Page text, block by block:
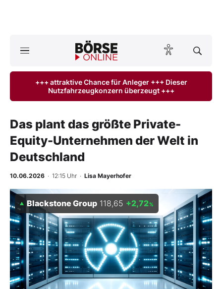
Anlageprodukte
Finanz-Check
Abo & Shop
Experten
Mein B:O
Mein Konto
Folgen Sie uns
+++ attraktive Chance für Anleger +++ Dieser
Nutzfahrzeugkonzern überzeugt +++
Das plant das größte Private-
Equity-Unternehmen der Welt in
Deutschland
10.06.2026 · 12:15 Uhr · Lisa Mayerhofer
Blackstone Group 118,65 +2,72%